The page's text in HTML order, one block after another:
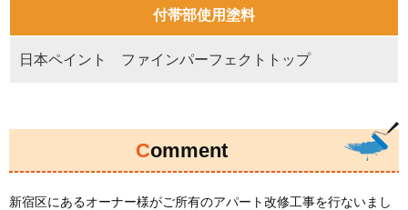
付帯部使用塗料
日本ペイント ファインパーフェクトトップ
Comment
新宿区にあるオーナー様がご所有のアパート改修工事を行ないまし